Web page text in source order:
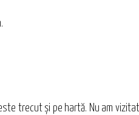
trecut şi pe hartă. Nu am